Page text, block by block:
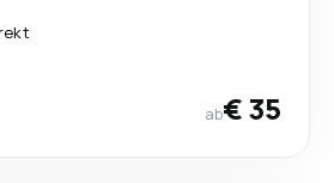
ab€ 35